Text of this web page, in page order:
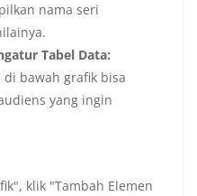
nama seri
Tabel Data:
bawah grafik bisa
yang ingin
klik "Tambah Elemen